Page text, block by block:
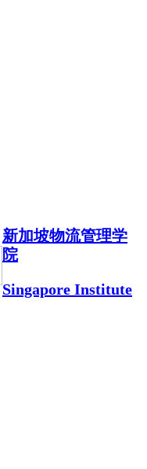
新加坡物流管理学
院
Singapore Institute